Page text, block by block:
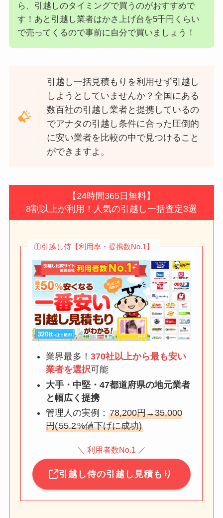
ら、引越しのタイミングで買うのがおすすめで
す！あと引越し業者はかさ上げ台を5千円くらい
で売ってくるので事前に自分で買いましょう！
引越し一括見積もりを利用せず引越し
しようとしていませんか？全国にある
数百社の引越し業者と提携しているの
でアナタの引越し条件に合った圧倒的
に安い業者を比較の中で見つけること
ができますよ。
【24時間365日無料】
8割以上が利用！人気の引越し一括査定3選
①引越し侍【利用率・提携数No.1】
業界最多！ 370社以上から最も安い
業者を選択可能
大手・中堅・47都道府県の地元業者
と幅広く提携
管理人の実例： 78,200円→35,000
円(55.2%値下げに成功)
＼ 利用者数No.1 ／
引越し侍の引越し見積もり